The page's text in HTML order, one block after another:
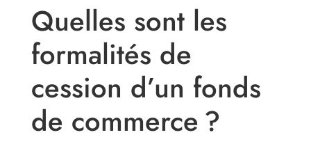
Quelles sont les
formalités de
cession d’un fonds
de commerce ?